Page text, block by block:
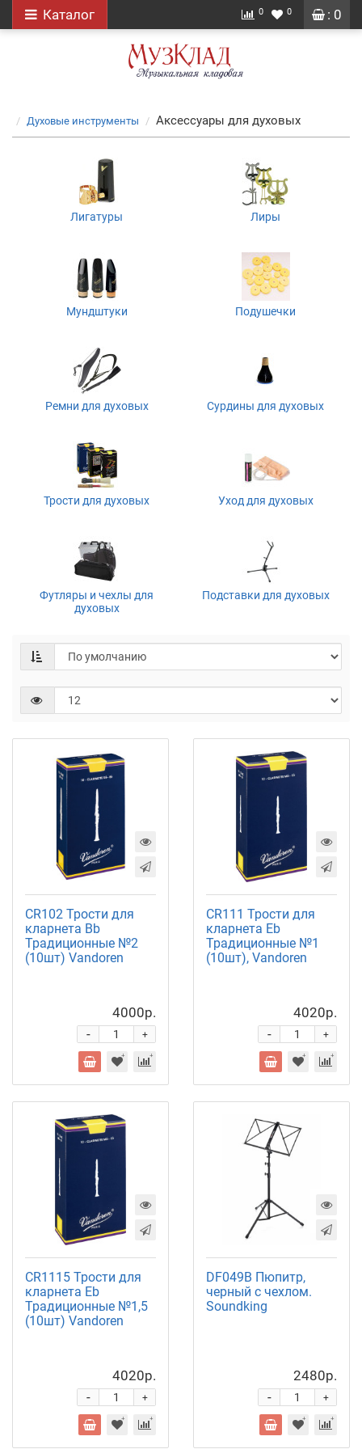
: 0
Каталог 0 0
Духовые инструменты Аксессуары для духовых
Лигатуры Лиры
Мундштуки Подушечки
Ремни для духовых Сурдины для духовых
Трости для духовых Уход для духовых
Футляры и чехлы для
духовых
Подставки для духовых
CR102 Трости для
кларнета Bb
Традиционные №2
(10шт) Vandoren
4000р.
+
-
CR111 Трости для
кларнета Eb
Традиционные №1
(10шт), Vandoren
4020р.
+
-
CR1115 Трости для
кларнета Eb
Традиционные №1,5
(10шт) Vandoren
4020р.
+
-
DF049B Пюпитр,
черный с чехлом.
Soundking
2480р.
+
-